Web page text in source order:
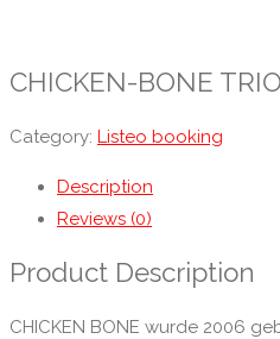
CHICKEN-BONE TRIO
Category: Listeo booking
Description
Reviews (0)
Product Description
CHICKEN BONE wurde 2006